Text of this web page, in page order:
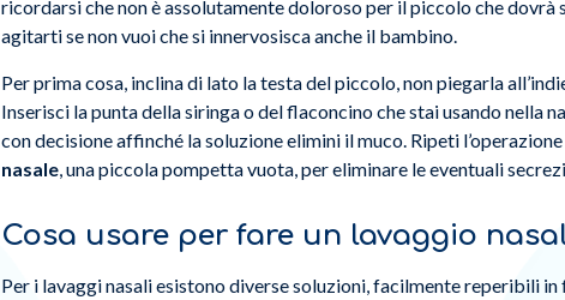
ricordarsi che non è assolutamente doloroso per il piccolo che
agitarti se non vuoi che si innervosisca anche il bambino.
Per prima cosa, inclina di lato la testa del piccolo, non piegarla
Inserisci la punta della siringa o del flaconcino che stai usando nella
con decisione affinché la soluzione elimini il muco. Ripeti
nasale, una piccola pompetta vuota, per eliminare le eventuali
Cosa usare per fare un lavaggio
Per i lavaggi nasali esistono diverse soluzioni, facilmente reperibili